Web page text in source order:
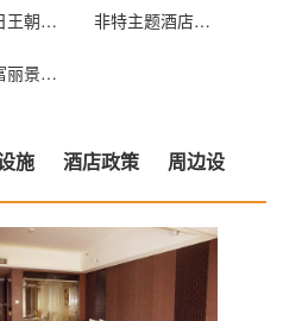
长沙丽日王朝大酒店 非特主题酒店（长沙广场花园店）
长沙海富丽景酒店
施 酒店政策
周边设